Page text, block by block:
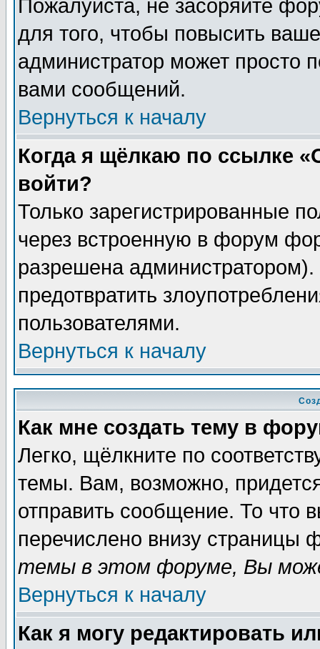
Пожалуйста, не засоряйте
для того, чтобы повысить
администратор может просто
вами сообщений.
Вернуться к началу
Когда я щёлкаю по ссылке
войти?
Только зарегистрированные
через встроенную в форум
разрешена
предотвратить
пользователями.
Вернуться к началу
Как мне создать тему в
Легко, щёлкните по
темы. Вам, возможно,
отправить сообщение. То что
перечислено внизу страницы
темы в этом форуме, Вы
Вернуться к началу
Как я могу редактировать